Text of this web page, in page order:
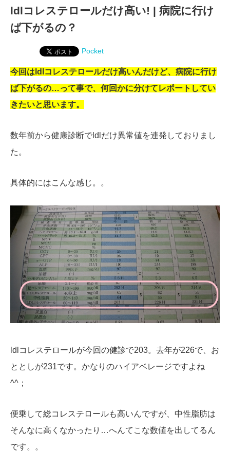
ldlコレステロールだけ高い! | 病院に行け
ば下がるの？
Pocket
今回はldlコレステロールだけ高いんだけど、病院に行け
ば下がるの…って事で、何回かに分けてレポートしてい
きたいと思います。
数年前から健康診断でldlだけ異常値を連発しておりまし
た。
具体的にはこんな感じ。。
ldlコレステロールが今回の健診で203。去年が226で、お
ととしが231です。かなりのハイアベレージですよね
^^；
便乗して総コレステロールも高いんですが、中性脂肪は
そんなに高くなかったり…へんてこな数値を出してるん
です。。